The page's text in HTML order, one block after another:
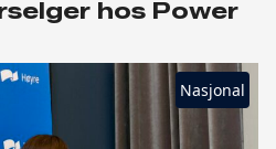
hos Power
Nasjonal